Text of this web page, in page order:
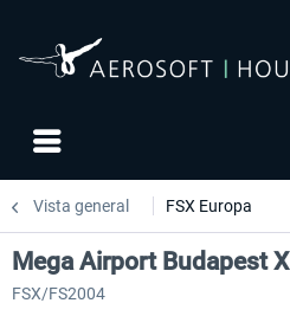
Vista general FSX Europa
Mega Airport Budapest X
FSX/FS2004